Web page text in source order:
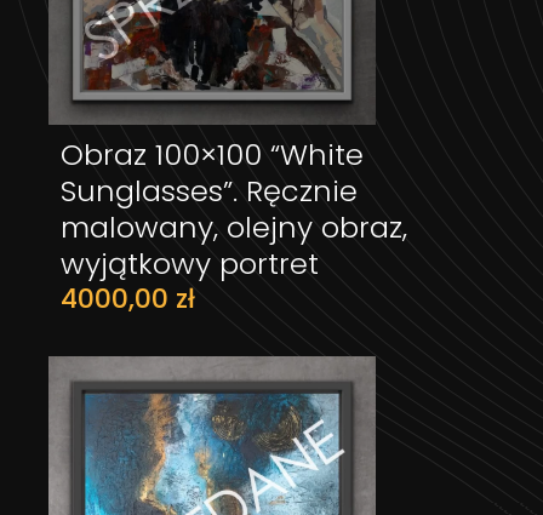
Obraz 100×100 “White
Sunglasses”. Ręcznie
malowany, olejny obraz,
wyjątkowy portret
4000,00 zł
DODAJ DO KOSZYKA